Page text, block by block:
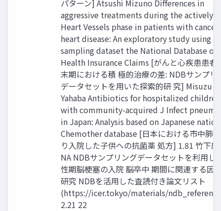
パターン] Atsushi Mizuno Differences in
aggressive treatments during the actively
Heart Vessels phase in patients with cancer
heart disease: An exploratory study using
sampling dataset the National Database of
Health Insurance Claims [がんと心疾患患者
末期における積 極的治療の差: NDBサンプリ
データセットを用いた探索的研 究] Misuzu
Yahaba Antibiotics for hospitalized children
with community-acquired J Infect
in Japan: Analysis based on Japanese
Chemother database [日本における市中肺
り入院した子供への抗菌薬 処方] 1.81 竹下
NA NDBサンプリングデータセットを利用し
性期脳梗塞の入院 脳卒中 期間に関連する因
研究 NDBを活用した査読付き論文リスト
(https://icer.tokyo/materials/
2.21 22